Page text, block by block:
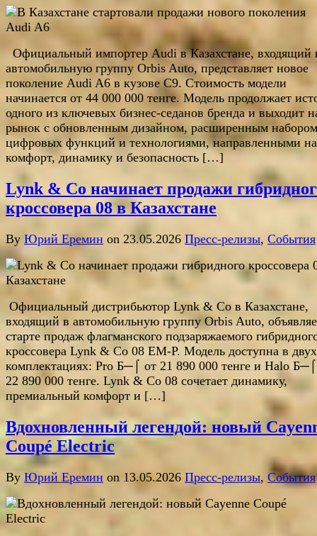
Официальный импортер Audi в Казахстане, входящий
автомобильную группу Orbis Auto, представляет новое
поколение Audi A6 в кузове С9. Стоимость модели
начинается от 44 000 000 тенге. Модель продолжает
одного из ключевых бизнес-седанов бренда и выходит
рынок с обновленным дизайном, расширенным набором
цифровых функций и технологиями, направленными на
комфорт, динамику и безопасность […]
Lynk & Co начинает продажи
кроссовера 08 в Казахстане
By Юрий Еремин on 23.05.2026 Пресс-релизы, События
Официальный дистрибьютор Lynk & Co в Казахстане,
входящий в автомобильную группу Orbis Auto,
старте продаж флагманского подзаряжаемого
кроссовера Lynk & Co 08 EM-P. Модель доступна в двух
комплектациях: Pro Б─⌠ от 21 890 000 тенге и Halo
22 890 000 тенге. Lynk & Co 08 сочетает динамику,
премиальный комфорт и […]
Вдохновленный легендой: новый
Coupé Electric
By Юрий Еремин on 13.05.2026 Пресс-релизы, События